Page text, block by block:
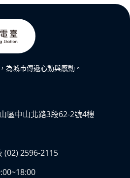
為城市傳遞心動與感動。
區中山北路3段62-2號4樓
(02) 2596-2115